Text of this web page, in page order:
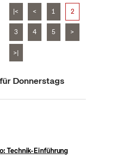
|< < 1 2
3 4 5 >
>|
Donnerstags
Technik-Einführung